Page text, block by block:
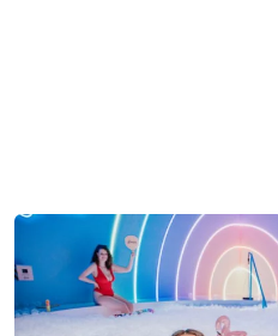
Amsterdamse
Bos
Spaarnwoude
Zimmer